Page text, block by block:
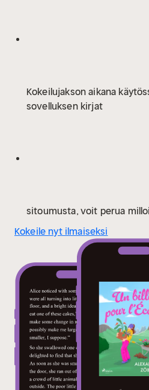
Zöbeli vit avec son mari et un
passion et un vrai sens de la
transporter ses lectrices et
Kokeilujakson aikana
sovelluksen kirjat
sitoumusta, voit perua
Kokeile nyt ilmaiseksi